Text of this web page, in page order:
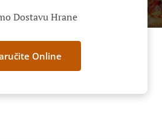
Dostavu Hrane
Online